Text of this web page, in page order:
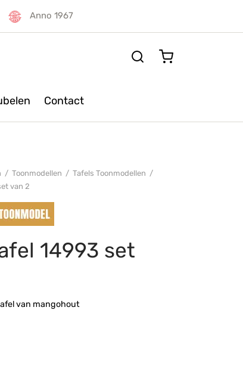
Anno 1967
Contact
/ Toonmodellen / Tafels Toonmodellen /
van 2
14993 set
van mangohout